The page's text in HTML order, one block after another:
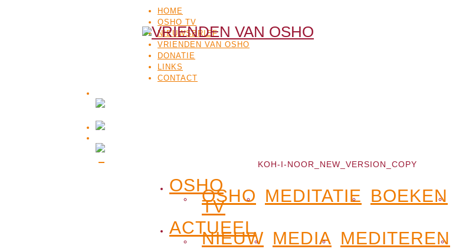
HOME
OSHO TV
NIEUWSBRIEF
VRIENDEN VAN OSHO
DONATIE
LINKS
CONTACT
OSHO
OSHO
TV
MEDITATIE BOEKEN
ACTUEEL
NIEUW MEDIA MEDITEREN
KOH-I-NOOR_NEW_VERSION_COPY